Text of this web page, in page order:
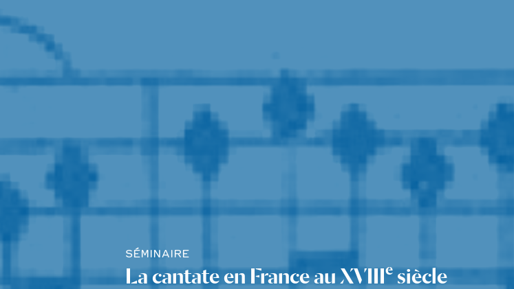
SÉMINAIRE
La cantate en France au XVIIIesiècle